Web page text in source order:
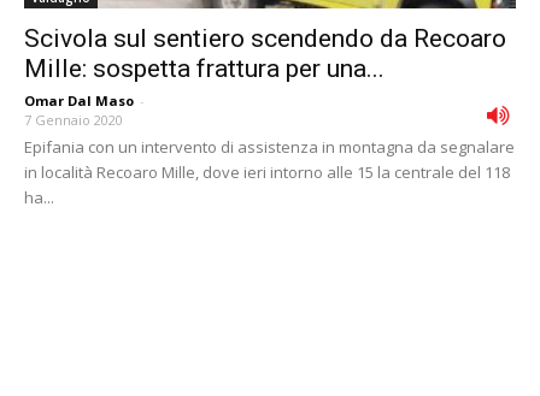
Scivola sul sentiero scendendo da Recoaro
Mille: sospetta frattura per una...
Omar Dal Maso -
7 Gennaio 2020
Epifania con un intervento di assistenza in montagna da segnalare
in località Recoaro Mille, dove ieri intorno alle 15 la centrale del 118
ha...